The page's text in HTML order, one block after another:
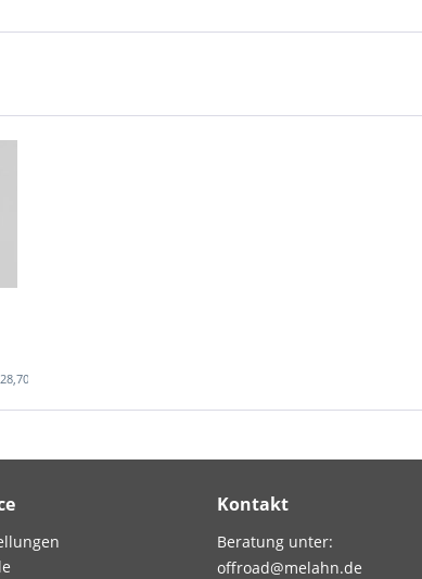
28,70 € *
Kontakt
Beratung unter:
offroad@melahn.de